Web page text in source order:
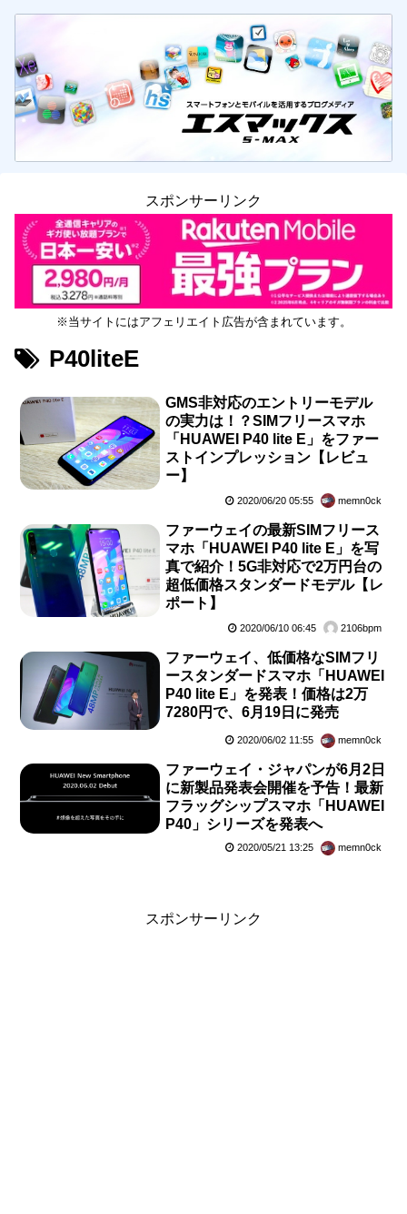
スポンサーリンク
※当サイトにはアフェリエイト広告が含まれています。
P40liteE
GMS非対応のエントリーモデル
の実力は！？SIMフリースマホ
「HUAWEI P40 lite E」をファー
ストインプレッション【レビュ
ー】
2020/06/20 05:55 memn0ck
ファーウェイの最新SIMフリース
マホ「HUAWEI P40 lite E」を写
真で紹介！5G非対応で2万円台の
超低価格スタンダードモデル【レ
ポート】
2020/06/10 06:45 2106bpm
ファーウェイ、低価格なSIMフリ
ースタンダードスマホ「HUAWEI
P40 lite E」を発表！価格は2万
7280円で、6月19日に発売
2020/06/02 11:55 memn0ck
ファーウェイ・ジャパンが6月2日
に新製品発表会開催を予告！最新
フラッグシップスマホ「HUAWEI
P40」シリーズを発表へ
2020/05/21 13:25 memn0ck
スポンサーリンク